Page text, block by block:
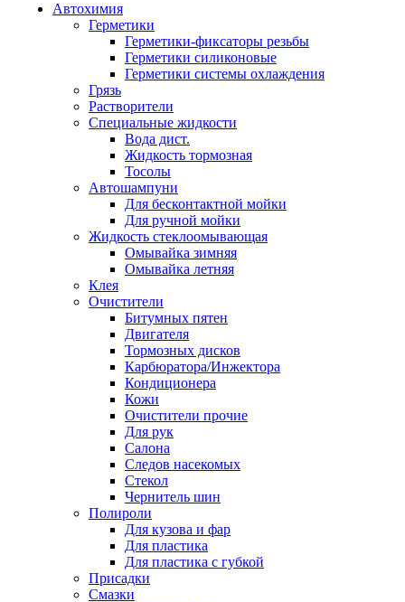
Автохимия
Герметики
Герметики-фиксаторы резьбы
Герметики силиконовые
Герметики системы охлаждения
Грязь
Растворители
Специальные жидкости
Вода дист.
Жидкость тормозная
Тосолы
Автошампуни
Для бесконтактной мойки
Для ручной мойки
Жидкость стеклоомывающая
Омывайка зимняя
Омывайка летняя
Клея
Очистители
Битумных пятен
Двигателя
Тормозных дисков
Карбюратора/Инжектора
Кондиционера
Кожи
Очистители прочие
Для рук
Салона
Следов насекомых
Стекол
Чернитель шин
Полироли
Для кузова и фар
Для пластика
Для пластика с губкой
Присадки
Смазки